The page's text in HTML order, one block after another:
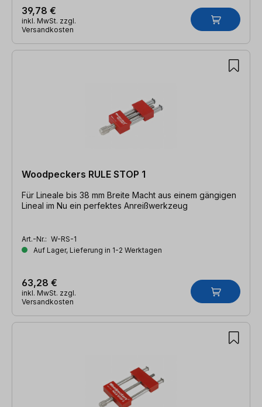
39,78 €
inkl. MwSt. zzgl.
Versandkosten
Woodpeckers RULE STOP 1
Für Lineale bis 38 mm Breite Macht aus einem gängigen
Lineal im Nu ein perfektes Anreißwerkzeug
Art.-Nr.: W-RS-1
Auf Lager, Lieferung in 1-2 Werktagen
63,28 €
inkl. MwSt. zzgl.
Versandkosten